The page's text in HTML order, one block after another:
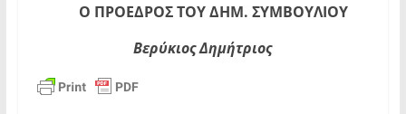
Ο ΠΡΟΕΔΡΟΣ ΤΟΥ ΔΗΜ. ΣΥΜΒΟΥΛΙΟΥ
Βερύκιος Δημήτριος